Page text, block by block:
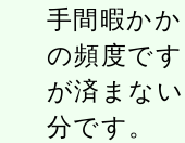
手間暇か
の頻度で
が済まな
分です。